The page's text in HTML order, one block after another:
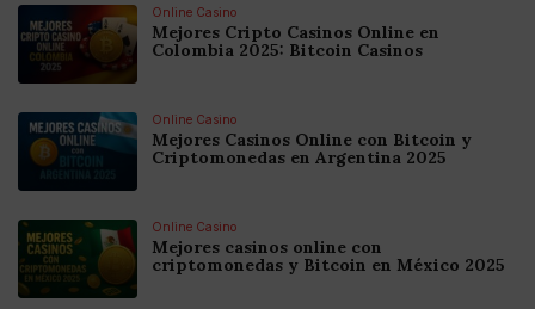
Online Casino
Mejores Cripto Casinos Online en
Colombia 2025: Bitcoin Casinos
Online Casino
Mejores Casinos Online con Bitcoin y
Criptomonedas en Argentina 2025
Online Casino
Mejores casinos online con
criptomonedas y Bitcoin en México 2025